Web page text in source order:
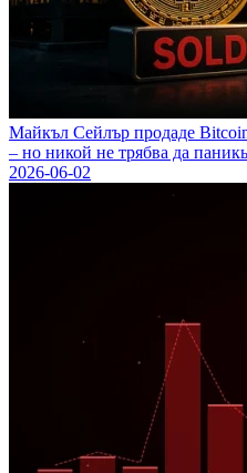
Майкъл Сейлър продаде
– но никой не трябва да
2026-06-02